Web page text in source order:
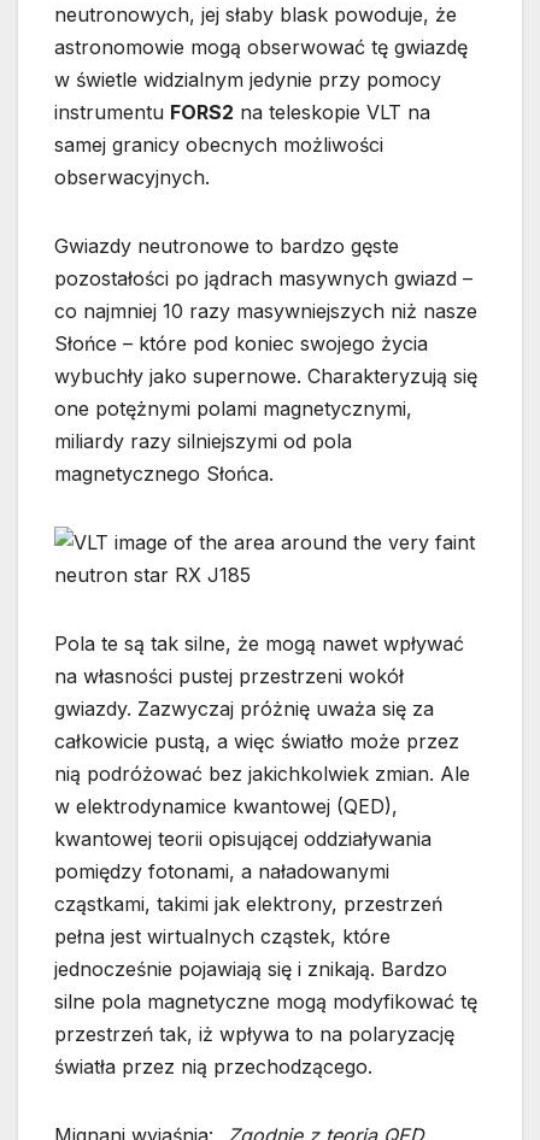
neutronowych, jej słaby blask powoduje, że
astronomowie mogą obserwować tę gwiazdę
w świetle widzialnym jedynie przy pomocy
instrumentu FORS2 na teleskopie VLT na
samej granicy obecnych możliwości
obserwacyjnych.
Gwiazdy neutronowe to bardzo gęste
pozostałości po jądrach masywnych gwiazd –
co najmniej 10 razy masywniejszych niż nasze
Słońce – które pod koniec swojego życia
wybuchły jako supernowe. Charakteryzują się
one potężnymi polami magnetycznymi,
miliardy razy silniejszymi od pola
magnetycznego Słońca.
Pola te są tak silne, że mogą nawet wpływać
na własności pustej przestrzeni wokół
gwiazdy. Zazwyczaj próżnię uważa się za
całkowicie pustą, a więc światło może przez
nią podróżować bez jakichkolwiek zmian. Ale
w elektrodynamice kwantowej (QED),
kwantowej teorii opisującej oddziaływania
pomiędzy fotonami, a naładowanymi
cząstkami, takimi jak elektrony, przestrzeń
pełna jest wirtualnych cząstek, które
jednocześnie pojawiają się i znikają. Bardzo
silne pola magnetyczne mogą modyfikować tę
przestrzeń tak, iż wpływa to na polaryzację
światła przez nią przechodzącego.
Mignani wyjaśnia: „Zgodnie z teorią QED,